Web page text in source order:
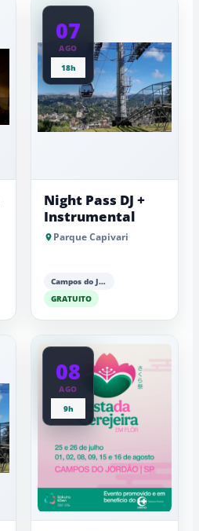
07
AGO
18h
Night Pass DJ +
Instrumental
Parque Capivari
Campos do Jordão
GRATUITO
08
AGO
9h